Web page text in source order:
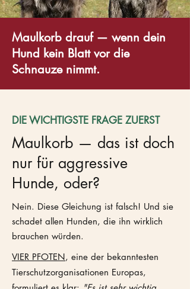
Maulkorb drauf — wenn dein
Hund kein Blatt vor die
Schnauze nimmt.
DIE WICHTIGSTE FRAGE ZUERST
Maulkorb — das ist doch
nur für aggressive
Hunde, oder?
Nein. Diese Gleichung ist falsch! Und sie
schadet allen Hunden, die ihn wirklich
brauchen würden.
VIER PFOTEN, eine der bekanntesten
Tierschutzorganisationen Europas,